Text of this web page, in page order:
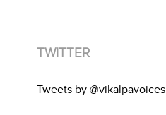
TWITTER
Tweets by @vikalpavoices